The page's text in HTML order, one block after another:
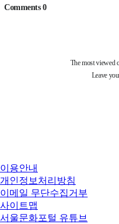
이용안내
개인정보처리방침
이메일 무단수집거부
사이트맵
서울문화포털 유튜브